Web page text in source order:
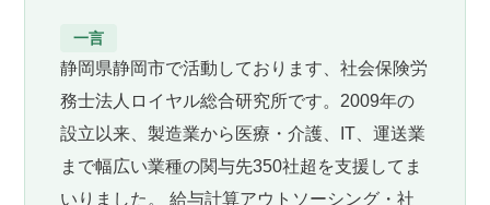
一言
静岡県静岡市で活動しております、社会保険労
務士法人ロイヤル総合研究所です。2009年の
設立以来、製造業から医療・介護、IT、運送業
まで幅広い業種の関与先350社超を支援してま
いりました。 給与計算アウトソーシング・社